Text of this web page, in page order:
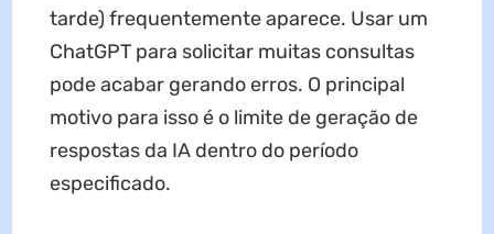
tarde) frequentemente aparece. Usar um
ChatGPT para solicitar muitas consultas
pode acabar gerando erros. O principal
motivo para isso é o limite de geração de
respostas da IA dentro do período
especificado.